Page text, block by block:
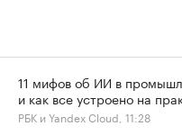
11 мифов об ИИ в
и как все устроено на
РБК и Yandex Cloud, 11:28